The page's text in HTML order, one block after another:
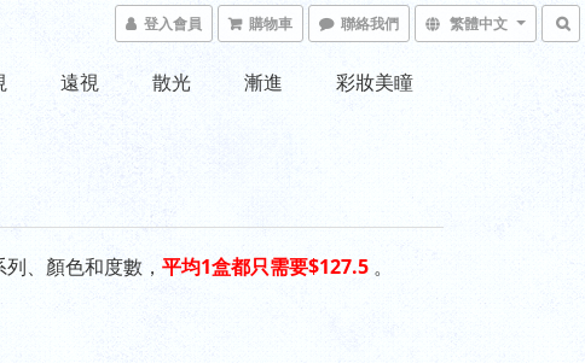
登入會員 購物車 聯絡我們 繁體中文
遠視 散光 漸進 彩妝美瞳
、顏色和度數， 平均1盒都只需要$127.5 。